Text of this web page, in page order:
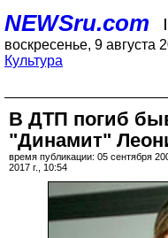
NEWSru.com |
воскресенье, 9 августа
Культура
В ДТП погиб
"Динамит"
время публикации: 05 сентября
2017 г., 10:54